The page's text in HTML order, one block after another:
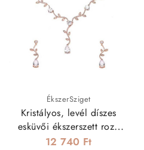
ÉkszerSziget
Kristályos, levél díszes
esküvői ékszerszett rozé
arany színben
12 740 Ft